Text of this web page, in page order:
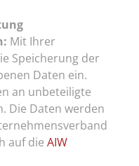
Mit Ihrer
Speicherung der
Daten ein.
an unbeteiligte
Die Daten werden
auf die AIW